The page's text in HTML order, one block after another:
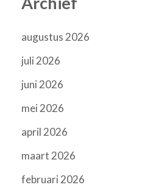
augustus 2026
juli 2026
juni 2026
mei 2026
april 2026
maart 2026
februari 2026